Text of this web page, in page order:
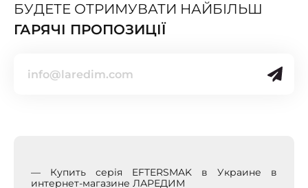
БУДЕТЕ ОТРИМУВАТИ НАЙБІЛЬШ
ГАРЯЧІ ПРОПОЗИЦІЇ
— Купить серія EFTERSMAK в Украине в
интернет-магазине ЛАРЕДИМ